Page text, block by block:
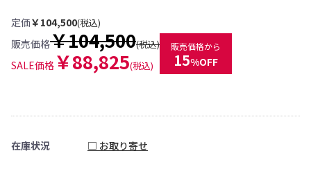
定価￥104,500(税込)
販売価格￥104,500(税込)
SALE価格 ￥88,825(税込)
販売価格から
15%OFF
在庫状況 □ お取り寄せ